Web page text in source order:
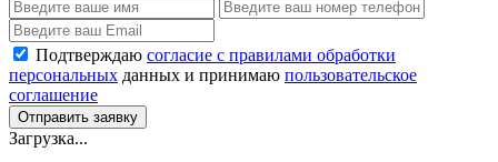
Подтверждаю согласие с правилами обработки
персональных данных и принимаю пользовательское
соглашение
Отправить заявку
Загрузка...